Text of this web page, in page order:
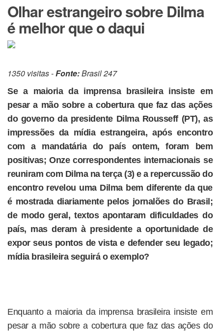
Olhar estrangeiro sobre Dilma
é melhor que o daqui
1350 visitas -Fonte:Brasil 247
Se a maioria da imprensa brasileira insiste em
pesar a mão sobre a cobertura que faz das ações
do governo da presidente Dilma Rousseff (PT), as
impressões da mídia estrangeira, após encontro
com a mandatária do país ontem, foram bem
positivas; Onze correspondentes internacionais se
reuniram com Dilma na terça (3) e a repercussão do
encontro revelou uma Dilma bem diferente da que
é mostrada diariamente pelos jornalões do Brasil;
de modo geral, textos apontaram dificuldades do
país, mas deram à presidente a oportunidade de
expor seus pontos de vista e defender seu legado;
mídia brasileira seguirá o exemplo?
Enquanto a maioria da imprensa brasileira insiste em
pesar a mão sobre a cobertura que faz das ações do